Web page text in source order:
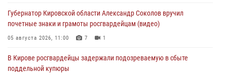
Губернатор Кировской области Александр Соколов вручил
почетные знаки и грамоты росгвардейцам (видео)
05 августа 2026, 11:00 7 1
В Кирове росгвардейцы задержали подозреваемую в сбыте
поддельной купюры